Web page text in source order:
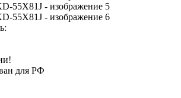
для РФ